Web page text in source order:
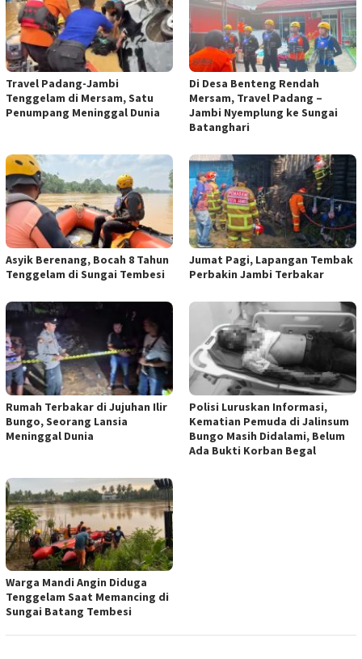
Travel Padang-Jambi
Tenggelam di Mersam, Satu
Penumpang Meninggal Dunia
Di Desa Benteng Rendah
Mersam, Travel Padang –
Jambi Nyemplung ke Sungai
Batanghari
Asyik Berenang, Bocah 8 Tahun
Tenggelam di Sungai Tembesi
Jumat Pagi, Lapangan Tembak
Perbakin Jambi Terbakar
Rumah Terbakar di Jujuhan Ilir
Bungo, Seorang Lansia
Meninggal Dunia
Polisi Luruskan Informasi,
Kematian Pemuda di Jalinsum
Bungo Masih Didalami, Belum
Ada Bukti Korban Begal
Warga Mandi Angin Diduga
Tenggelam Saat Memancing di
Sungai Batang Tembesi